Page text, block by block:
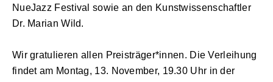
NueJazz Festival sowie an den Kunstwissenschaftler
Dr. Marian Wild.
Wir gratulieren allen Preisträger*innen. Die Verleihung
findet am Montag, 13. November, 19.30 Uhr in der